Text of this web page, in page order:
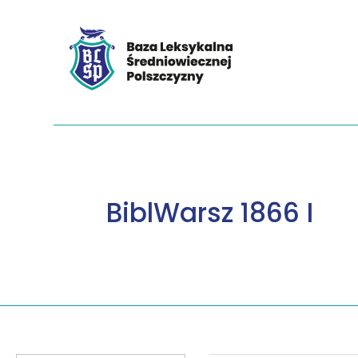
BiblWarsz 1866 I